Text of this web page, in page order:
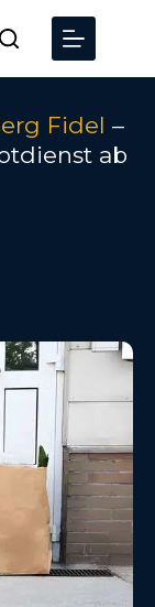
Fidel –
ab